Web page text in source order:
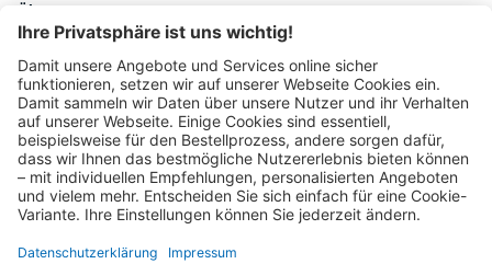
Über DELTA-V
Produktsortiment
Ratgeber
Folgen Sie uns auch auf